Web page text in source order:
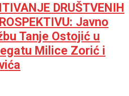
DRUŠTVENIH
Javno
Tanje Ostojić u
Milice Zorić i